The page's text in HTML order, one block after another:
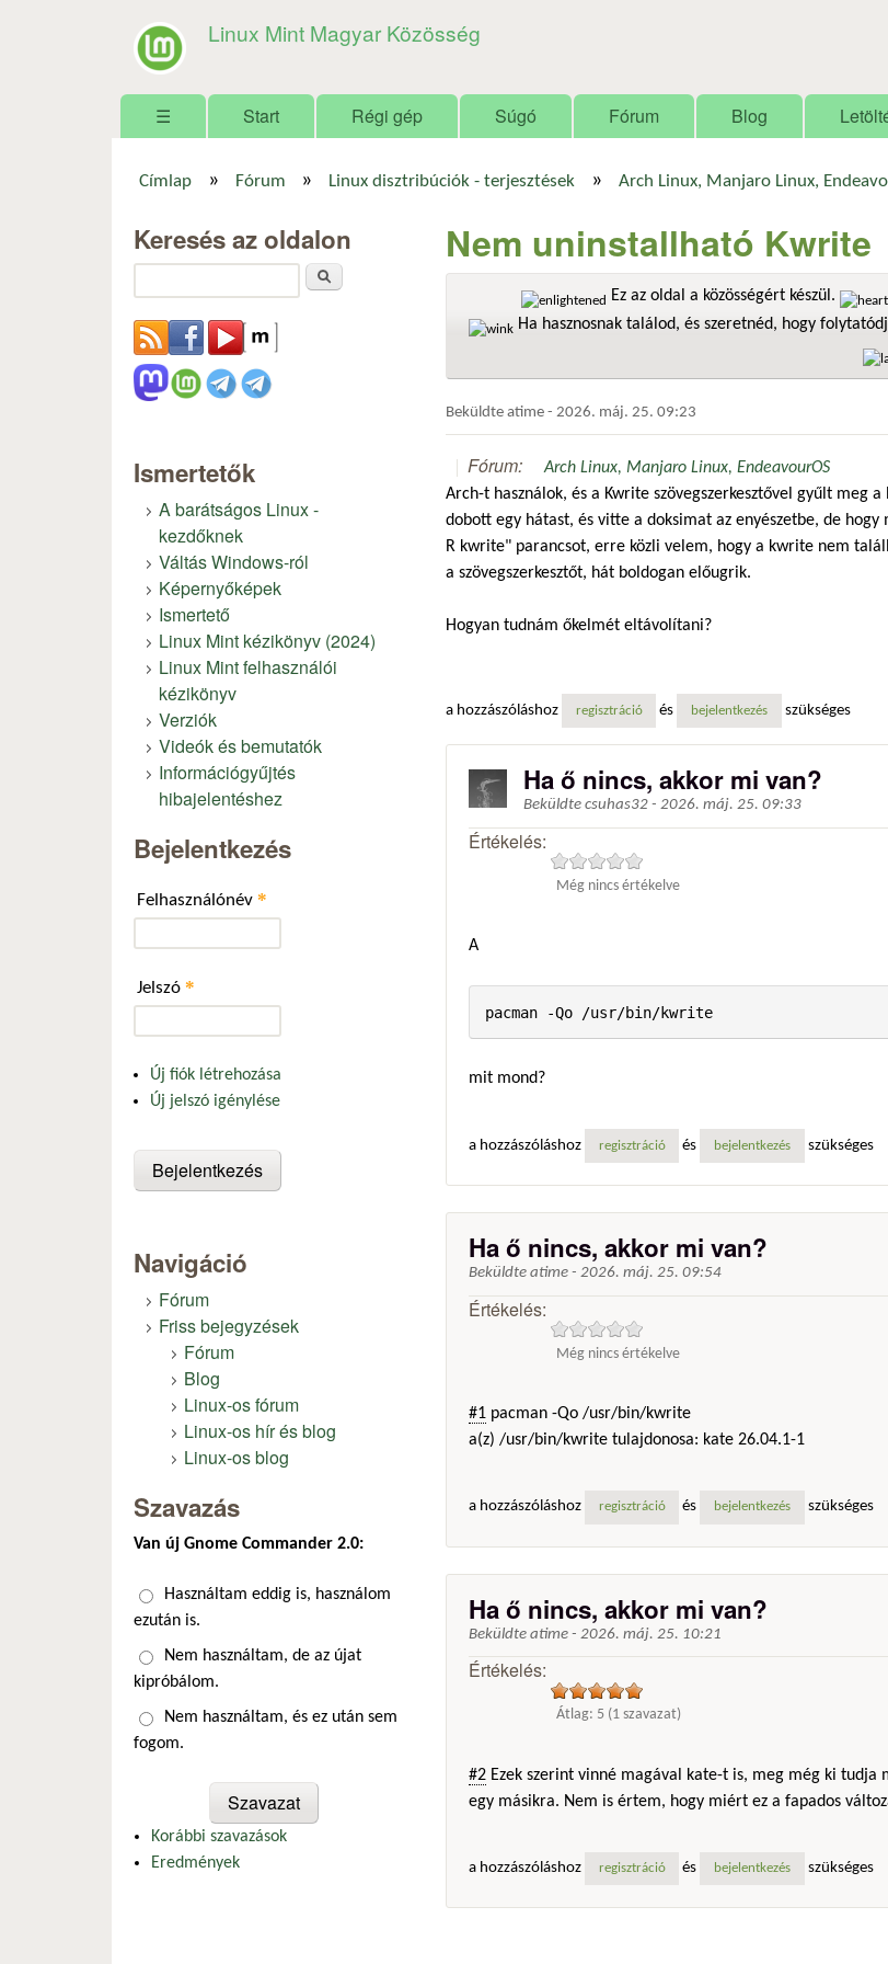
Linux Mint Magyar Közösség
Főmenü
☰ Start Régi gép Súgó Fórum Blog
Címlap » Fórum » Linux disztribúciók - terjesztések » Arch Linux, Manjaro Linux,
Nem uninstallható Kwrite
Ez az oldal a közösségért készül.
Ha hasznosnak találod, és szeretnéd, hogy
Beküldte atime - 2026. máj. 25. 09:23
Fórum:
Arch Linux, Manjaro Linux, EndeavourOS
Arch-t használok, és a Kwrite szövegszerkesztővel gyűlt meg
dobott egy hátast, és vitte a doksimat az enyészetbe, de
R kwrite" parancsot, erre közli velem, hogy a kwrite nem
a szövegszerkesztőt, hát boldogan előugrik.
Hogyan tudnám őkelmét eltávolítani?
a hozzászóláshoz regisztráció és bejelentkezés szükséges
Ha ő nincs, akkor mi van?
Beküldte csuhas32 - 2026. máj. 25. 09:33
Értékelés:
Még nincs értékelve
A
pacman -Qo /usr/bin/kwrite
mit mond?
a hozzászóláshoz regisztráció és bejelentkezés szükséges
Ha ő nincs, akkor mi van?
Beküldte atime - 2026. máj. 25. 09:54
Értékelés:
Még nincs értékelve
#1 pacman -Qo /usr/bin/kwrite
a(z) /usr/bin/kwrite tulajdonosa: kate 26.04.1-1
a hozzászóláshoz regisztráció és bejelentkezés szükséges
Ha ő nincs, akkor mi van?
Beküldte atime - 2026. máj. 25. 10:21
Értékelés:
Átlag: 5 (1 szavazat)
#2 Ezek szerint vinné magával kate-t is, meg még ki
egy másikra. Nem is értem, hogy miért ez a fapados
a hozzászóláshoz regisztráció és bejelentkezés szükséges
Keresés az oldalon
Ismertetők
A barátságos Linux -
kezdőknek
Váltás Windows-ról
Képernyőképek
Ismertető
Linux Mint kézikönyv (2024)
Linux Mint felhasználói
kézikönyv
Verziók
Videók és bemutatók
Információgyűjtés
hibajelentéshez
Bejelentkezés
Felhasználónév *
Jelszó *
Új fiók létrehozása
Új jelszó igénylése
Navigáció
Fórum
Friss bejegyzések
Fórum
Blog
Linux-os fórum
Linux-os hír és blog
Linux-os blog
Szavazás
Van új Gnome Commander 2.0:
Választások
Használtam eddig is, használom
ezután is.
Nem használtam, de az újat
kipróbálom.
Nem használtam, és ez után sem
fogom.
Korábbi szavazások
Eredmények